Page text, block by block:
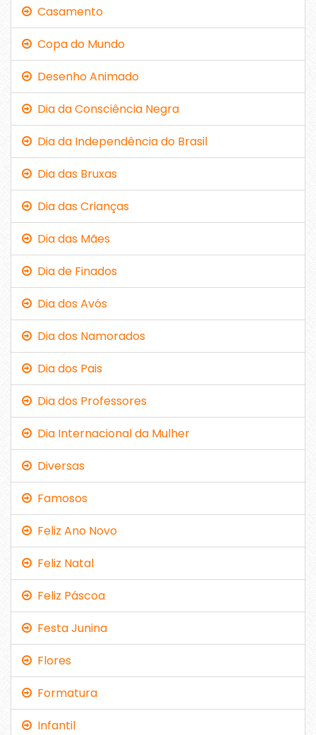
Casamento
Copa do Mundo
Desenho Animado
Dia da Consciência Negra
Dia da Independência do Brasil
Dia das Bruxas
Dia das Crianças
Dia das Mães
Dia de Finados
Dia dos Avós
Dia dos Namorados
Dia dos Pais
Dia dos Professores
Dia Internacional da Mulher
Diversas
Famosos
Feliz Ano Novo
Feliz Natal
Feliz Páscoa
Festa Junina
Flores
Formatura
Infantil